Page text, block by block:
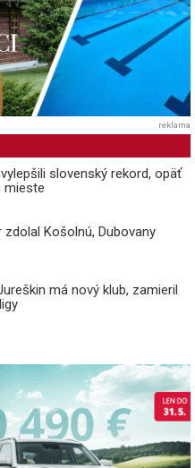
reklama
slovenský rekord, opäť
mieste
zdolal Košolnú, Dubovany
má nový klub, zamieril